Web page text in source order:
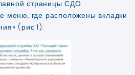
страницы СДО
меню, где расположены вкладки
(рис.1):